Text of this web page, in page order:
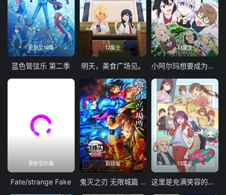
更新至19集
蓝色管弦乐 第二季
12集全
明天，美食广场见。
11集全
小阿尔玛想要成为家人
更新至01集
Fate/strange Fake
剧场版
鬼灭之刃 无限城篇 第一章 猗窝座再袭
13集全
这里是充满笑容的职场。